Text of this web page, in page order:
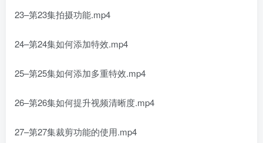
23–第23集拍摄功能.mp4
24–第24集如何添加特效.mp4
25–第25集如何添加多重特效.mp4
26–第26集如何提升视频清晰度.mp4
27–第27集裁剪功能的使用.mp4